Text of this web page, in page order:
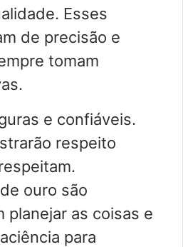
Esses
de precisão e
tomam
e confiáveis.
respeito
ouro são
planejar as coisas e
para